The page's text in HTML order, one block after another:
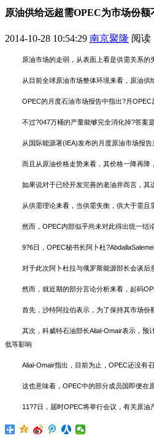
原油供给远超需OPEC为市场份额
2014-10-28 10:54:29 南京聚隆 阅读
原油市场的走弱，从表面上看是供需关系
从目前全球原油市场整体环境来看，原油供
OPEC的月度石油市场报告中指出?月
不过?047万桶的产量能够完全消化掉?答案
从国际能源署(IEA)发布的月度原油市场报
而且从原油价格走势来看，其价格一降再降
如果说对于已经开发完善的老油井而言，
从供需理论来看，当供需失衡，供大于需
然而，OPEC内部似乎尚未对此得出统一结
9?6日，OPEC秘书长阿卜杜
对于此次阿卜杜拉与俄罗斯能源部长会谈
然而，就近期的部分言论分析来看，起码
首先，沙特阿拉伯表示，为了保持其市场
其次，科威特石油部长Alial-Omair表示，预
低等影响
Alial-Omair指出，目前为止，OPEC还没有
这也意味着，OPEC中的部分成员国即便在
11?7日，届时OPEC将举行会议，有关原